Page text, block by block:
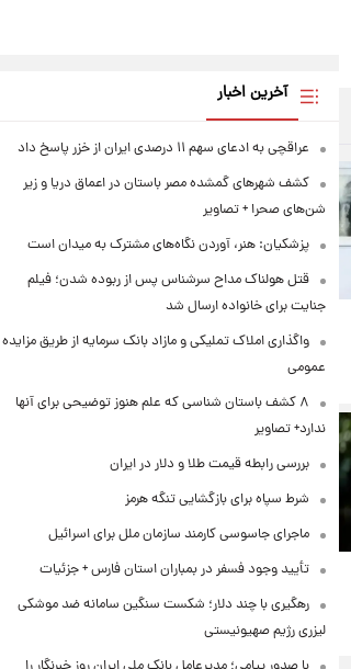
آخرین اخبار
عراقچی به ادعای سهم ۱۱ درصدی ایران از خزر پاسخ داد
کشف شهرهای گمشده مصر باستان در اعماق دریا و زیر
شن‌های صحرا + تصاویر
پزشکیان: هنر، آوردن نگاه‌های مشترک به میدان است
قتل هولناک مداح سرشناس پس از ربوده شدن؛ فیلم
جنایت برای خانواده ارسال شد
واگذاری املاک تملیکی و مازاد بانک سرمایه از طریق مزایده
عمومی
۸ کشف باستان شناسی که علم هنوز توضیحی برای آنها
ندارد+ تصاویر
بررسی رابطه قیمت طلا و دلار در ایران
شرط سپاه برای بازگشایی تنگه هرمز
ماجرای جاسوسی کارمند سازمان ملل برای اسرائیل
تأیید وجود فسفر در بمباران استان فارس + جزئیات
رهگیری با چند دلار؛ شکست سنگین سامانه ضد موشکی
لیزری رژیم صهیونیستی